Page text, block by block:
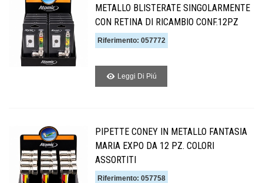
METALLO BLISTERATE SINGOLARMENTE
CON RETINA DI RICAMBIO CONF.12PZ
Riferimento: 057772
Leggi Di Piú
PIPETTE CONEY IN METALLO FANTASIA
MARIA EXPO DA 12 PZ. COLORI
ASSORTITI
Riferimento: 057758